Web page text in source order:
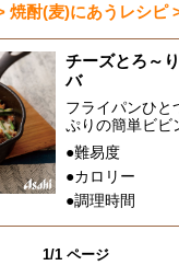
焼酎(麦)にあうレシ
チーズとろ～
バ
フライパンひと
ぷりの簡単ビビ
●難易度
●カロリー
●調理時間
1/1 ページ